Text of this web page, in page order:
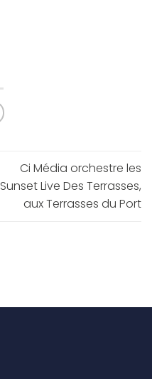
Ci Média orchestre les
Sunset Live Des Terrasses,
aux Terrasses du Port